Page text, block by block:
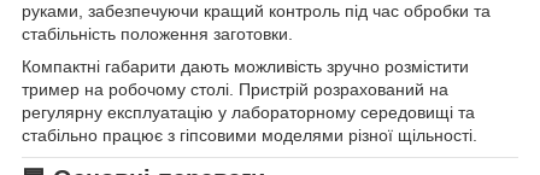
руками, забезпечуючи кращий контроль під час обробки та
стабільність положення заготовки.
Компактні габарити дають можливість зручно розмістити
тример на робочому столі. Пристрій розрахований на
регулярну експлуатацію у лабораторному середовищі та
стабільно працює з гіпсовими моделями різної щільності.